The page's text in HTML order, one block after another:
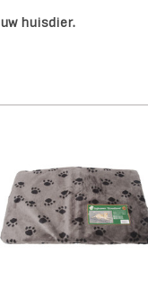
huisdier.